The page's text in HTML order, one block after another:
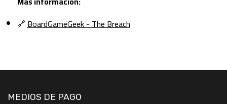
🔗BoardGameGeek - The Breach
MEDIOS DE PAGO